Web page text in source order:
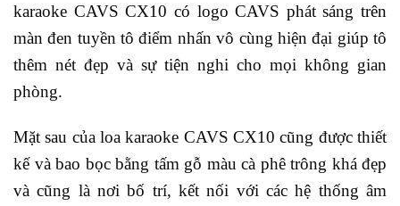
karaoke CAVS CX10 có logo CAVS phát sáng trên
màn đen tuyền tô điểm nhấn vô cùng hiện đại giúp tô
thêm nét đẹp và sự tiện nghi cho mọi không gian
phòng.
Mặt sau của loa karaoke CAVS CX10 cũng được thiết
kế và bao bọc bằng tấm gỗ màu cà phê trông khá đẹp
và cũng là nơi bố trí, kết nối với các hệ thống âm